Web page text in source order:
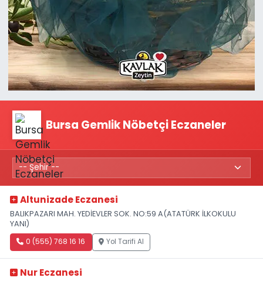
Bursa Gemlik Nöbetçi Eczaneler
Altunizade Eczanesi
BALIKPAZARI MAH. YEDİEVLER SOK. NO:59 A(ATATÜRK İLKOKULU
YANI)
0 (555) 768 16 16 Yol Tarifi Al
Nur Eczanesi